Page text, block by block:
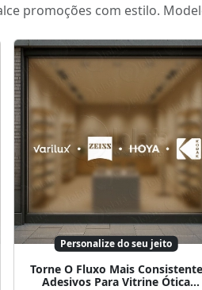
promoções com estilo.
Personalize do seu jeito
Torne O Fluxo Mais Consistente
Adesivos Para Vitrine Ótica